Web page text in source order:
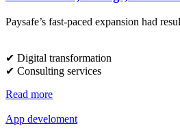
Paysafe’s fast-paced expansion had
✔︎ Digital transformation
✔︎ Consulting services
Read more
App develoment